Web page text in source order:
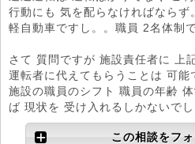
行動にも 気を配らなければならず
軽自動車ですし。。職員 2名体制
さて 質問ですが 施設責任者に 上
運転者に代えてもらうことは 可能
施設の職員のシフト 職員の年齢
ば 現状を 受け入れるしかないでし
この相談をフ